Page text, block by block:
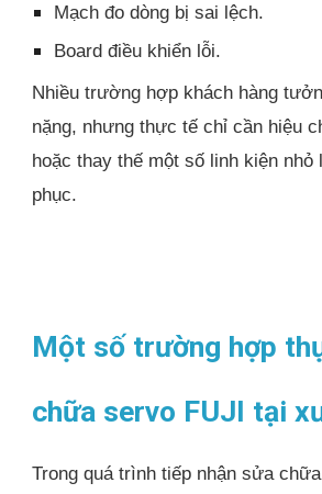
Mạch đo dòng bị sai lệch.
Board điều khiển lỗi.
Nhiều trường hợp khách hàng
nặng, nhưng thực tế chỉ cần hiệu
hoặc thay thế một số linh kiện nhỏ
phục.
Một số trường hợp
chữa servo FUJI tại
Trong quá trình tiếp nhận sửa